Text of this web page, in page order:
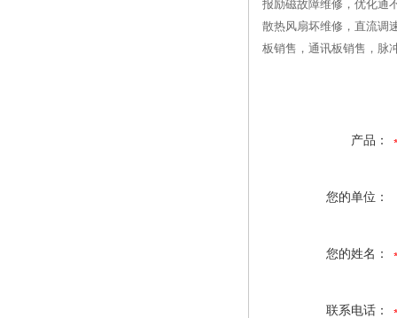
报励磁故障维修，优化通
散热风扇坏维修，直流调
板销售，通讯板销售，脉
产品：
您的单位：
您的姓名：
联系电话：